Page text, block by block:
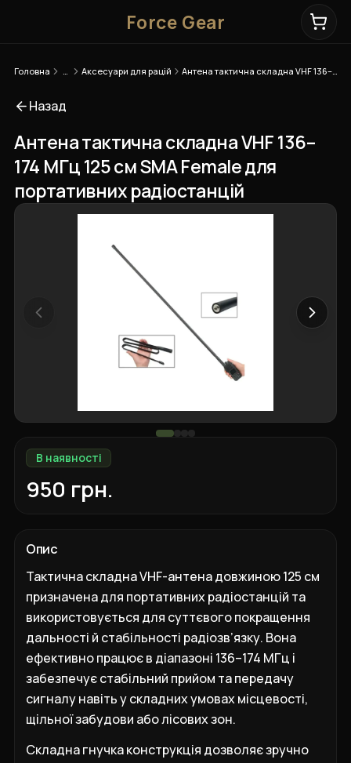
Force Gear
Головна Аксесуари для рацій
Назад
Антена тактична складна VHF 136–
174 МГц 125 см SMA Female для
портативних радіостанцій
В наявності
950 грн.
Опис
Тактична складна VHF-антена довжиною 125 см
призначена для портативних радіостанцій та
використовується для суттєвого покращення
дальності й стабільності радіозв’язку. Вона
ефективно працює в діапазоні 136–174 МГц і
забезпечує стабільний прийом та передачу
сигналу навіть у складних умовах місцевості,
щільної забудови або лісових зон.
Складна гнучка конструкція дозволяє зручно